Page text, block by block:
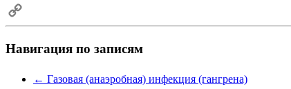
Email
Copy
Link
Навигация по записям
← Газовая (анаэробная) инфекция (гангрена)